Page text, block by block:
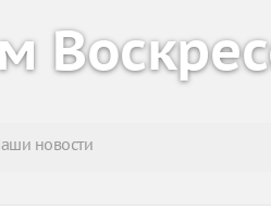
новости